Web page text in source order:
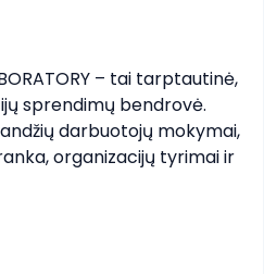
– tai tarptautinė,
sprendimų bendrovė.
darbuotojų mokymai,
organizacijų tyrimai ir